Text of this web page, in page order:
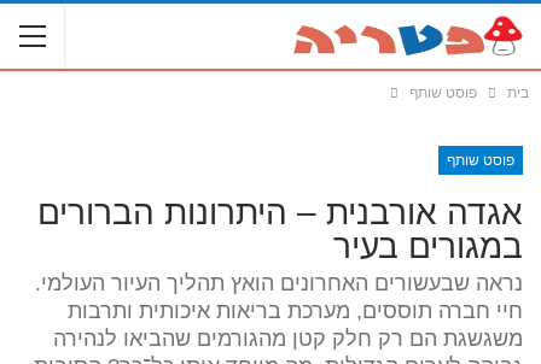
בית פוסט שותף
פוסט שותף
אגדה אורבנית – היתרונות הברורים
במגורים בעיר
נראה שבעשורים האחרונים הואץ תהליך העיור העולמי.
חיי חברה תוססים, מערכת בריאות איכותית ותרבות
משגשגת הם רק חלק קטן מהגורמים שהביאו לנהירה